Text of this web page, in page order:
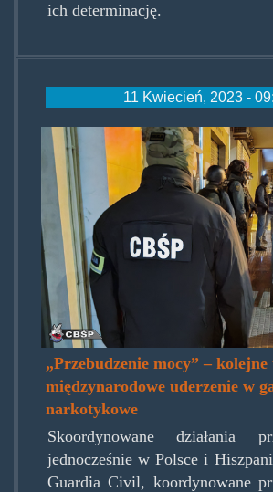
ich determinację.
11 Kwiecień, 2023 -
zbiorczo.jpg
„Przebudzenie mocy” – kolejne
międzynarodowe uderzenie w
narkotykowe
Skoordynowane działania
jednocześnie w Polsce i
Guardia Civil, koordynowane